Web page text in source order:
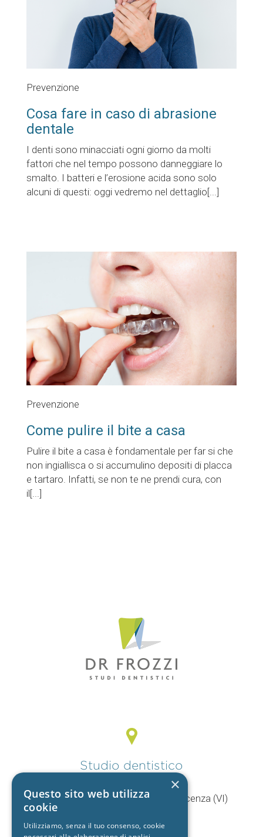
Prevenzione
Cosa fare in caso di abrasione
dentale
I denti sono minacciati ogni giorno da molti
fattori che nel tempo possono danneggiare lo
smalto. I batteri e l’erosione acida sono solo
alcuni di questi: oggi vedremo nel dettaglio[...]
Prevenzione
Come pulire il bite a casa
Pulire il bite a casa è fondamentale per far si che
non ingiallisca o si accumulino depositi di placca
e tartaro. Infatti, se non te ne prendi cura, con
il[...]
Studio dentistico
V.le Mercato Nuovo, 44/F 36100 Vicenza (VI)
+39 392 9402704
×
Questo sito web utilizza
cookie
Utilizziamo, senza il tuo consenso, cookie